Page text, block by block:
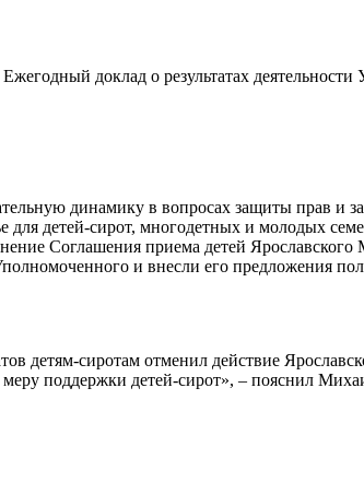
доклад о результатах
динамику в вопросах защиты прав и
для детей-сирот, многодетных и молодых
Соглашения приема детей
и внесли его предложения
детям-сиротам отменил действие
поддержки детей-сирот», – пояснил